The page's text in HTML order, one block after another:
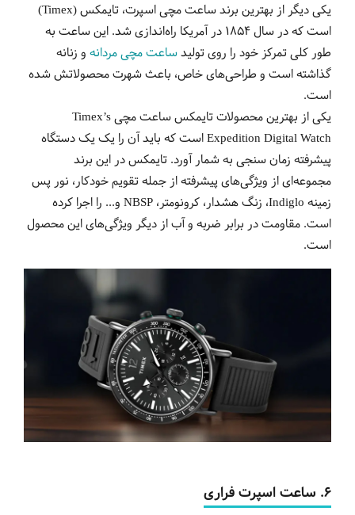
یکی دیگر از بهترین برند ساعت مچی اسپرت، تایمکس (Timex)
است که در سال 1854 در آمریکا راه‌اندازی شد. این ساعت به
طور کلی تمرکز خود را روی تولیدساعت‌ مچی مردانه و زنانه
گذاشته است و طراحی‌های خاص، باعث شهرت محصولاتش شده
است.
یکی از بهترین محصولات تایمکس ساعت مچی Timex’s
Expedition Digital Watch است که باید آن را یک یک دستگاه
پیشرفته زمان سنجی به شمار آورد. تایمکس در این برند
مجموعه‌ای از ویژگی‌های پیشرفته از جمله تقویم خودکار، نور پس
زمینه Indiglo، زنگ هشدار، کرونومتر، NBSP و... را اجرا کرده
است. مقاومت در برابر ضربه و آب از دیگر ویژگی‌های این محصول
است.
6. ساعتاسپرتفراری